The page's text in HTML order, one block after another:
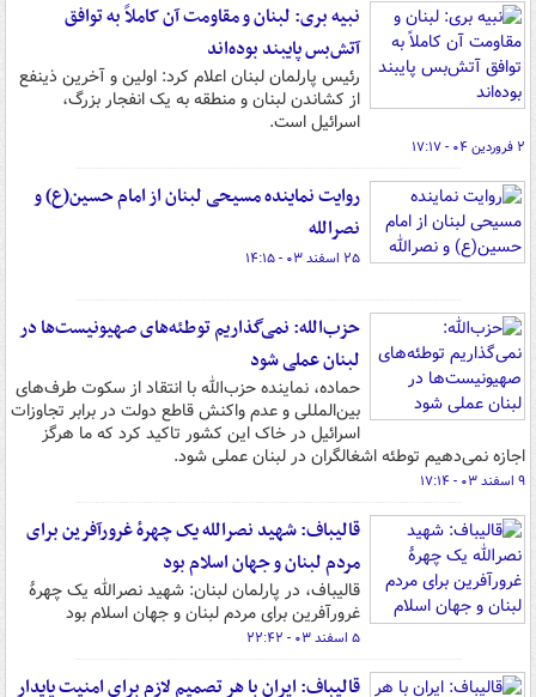
نبیه بری: لبنان و مقاومت آن کاملاً به توافق
آتش‌بس پایبند بوده‌اند
رئیس پارلمان لبنان اعلام کرد: اولین و آخرین ذینفع
از کشاندن لبنان و منطقه به یک انفجار بزرگ،
اسرائیل است.
۲ فروردین ۰۴ - ۱۷:۱۷
روایت نماینده مسیحی لبنان از امام حسین(ع) و
نصرالله
۲۵ اسفند ۰۳ - ۱۴:۱۵
حزب‌الله: نمی‌گذاریم توطئه‌های صهیونیست‌ها در
لبنان عملی شود
حماده، نماینده حزب‌الله با انتقاد از سکوت طرف‌های
بین‌المللی و عدم واکنش قاطع دولت در برابر تجاوزات
اسرائیل در خاک این کشور تاکید کرد که ما هرگز
اجازه نمی‌دهیم توطئه‌ اشغالگران در لبنان عملی شود.
۹ اسفند ۰۳ - ۱۷:۱۴
قالیباف: شهید نصرالله یک چهرهٔ غرورآفرین برای
مردم لبنان و جهان اسلام بود
قالیباف، در پارلمان لبنان: شهید نصرالله یک چهرهٔ
غرورآفرین برای مردم لبنان و جهان اسلام بود
۵ اسفند ۰۳ - ۲۲:۴۲
قالیباف: ایران با هر تصمیم لازم برای امنیت پایدار